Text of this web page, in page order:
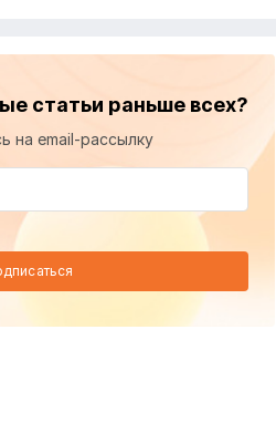
статьи раньше всех?
на email-рассылку